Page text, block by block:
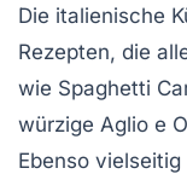
Die italienische
Rezepten, die
wie Spaghetti
würzige Aglio e
Ebenso vielseitig